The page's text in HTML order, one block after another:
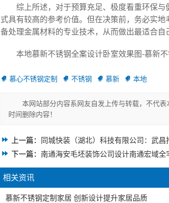
综上所述，对于预算充足、极度看重环保
式具有较高的参考价值。但在决策前，务必实
备处理金属材料的专业技术，从而做出最适合自
本地慕新不锈钢全案设计卧室效果图-慕新
慕心不锈钢定制 不锈钢 慕新 本地
本网站部分内容系网友自发上传与转载，不代
时间删除内容！
上一篇：
同城快装（湖北）科技有限公司：武
下一篇： 南通海安毛坯装饰公司设计南通宏域全
相关资讯
慕新不锈钢定制家居 创新设计提升家居品质